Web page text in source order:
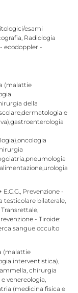
esami
Radiologia
ecodoppler -
(malattie
della
e
Prevenzione -
testicolare bilaterale,
- Tiroide:
sangue occulto
(malattie
interventistica),
chirurgia
venereologia,
(medicina fisica e